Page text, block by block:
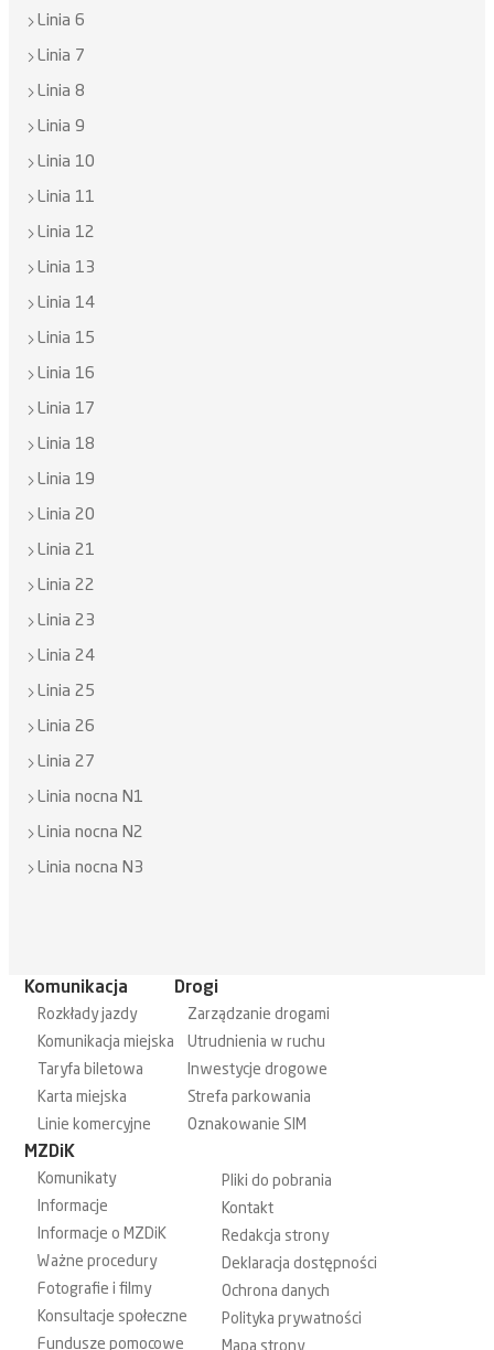
Linia 6
Linia 7
Linia 8
Linia 9
Linia 10
Linia 11
Linia 12
Linia 13
Linia 14
Linia 15
Linia 16
Linia 17
Linia 18
Linia 19
Linia 20
Linia 21
Linia 22
Linia 23
Linia 24
Linia 25
Linia 26
Linia 27
Linia nocna N1
Linia nocna N2
Linia nocna N3
Komunikacja
Rozkłady jazdy
Komunikacja miejska
Taryfa biletowa
Karta miejska
Linie komercyjne
Drogi
Zarządzanie drogami
Utrudnienia w ruchu
Inwestycje drogowe
Strefa parkowania
Oznakowanie SIM
MZDiK
Komunikaty
Informacje
Informacje o MZDiK
Ważne procedury
Fotografie i filmy
Konsultacje społeczne
Fundusze pomocowe
Pliki do pobrania
Kontakt
Redakcja strony
Deklaracja dostępności
Ochrona danych
Polityka prywatności